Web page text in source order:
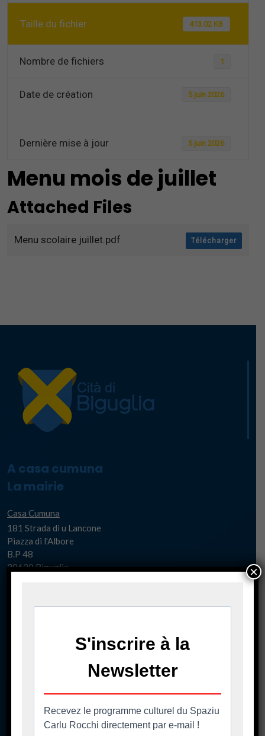
Taille du fichier 413.02 KB
Nombre de fichiers 1
Date de création 5 juin 2026
Dernière mise à jour 5 juin 2026
Menu mois de juillet
Attached Files
Menu scolaire juillet.pdf Télécharger
A casa cumuna
La mairie
Casa Cumuna
181 Strada di u Lancone
Piazza di l'Albore
B.P 48
20620 Biguglia
04 95 58 98 58
Tenite vi à capu - Restez au courant
×